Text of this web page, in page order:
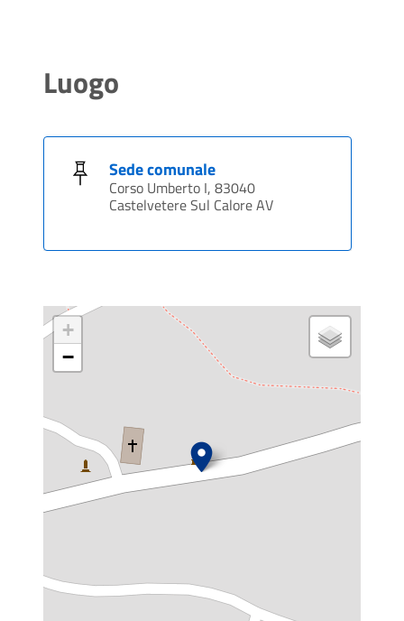
Luogo
Sede comunale
Corso Umberto I, 83040
Castelvetere Sul Calore AV
+
−